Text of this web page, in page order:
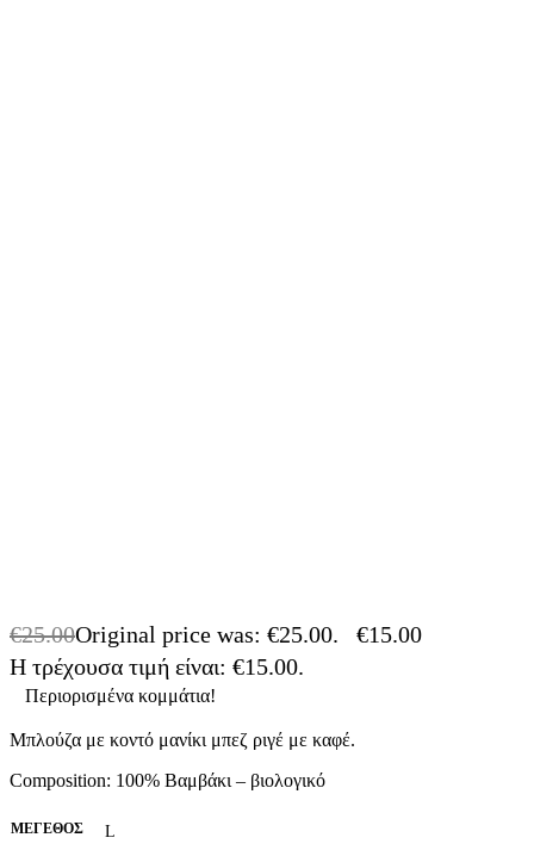
€25.00Original price was: €25.00. €15.00
Η τρέχουσα τιμή είναι: €15.00.
Περιορισμένα κομμάτια!
Μπλούζα με κοντό μανίκι μπεζ ριγέ με καφέ.
Composition: 100% Βαμβάκι – βιολογικό
ΜΈΓΕΘΟΣ
L